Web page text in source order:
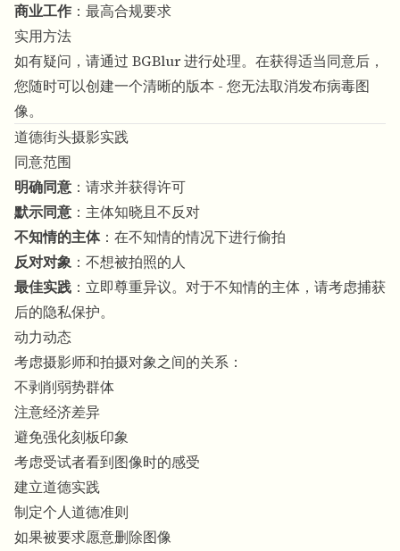
商业工作 ：最高合规要求
实用方法
如有疑问，请通过 BGBlur 进行处理。在获得适当同意后，
您随时可以创建一个清晰的版本 - 您无法取消发布病毒图
像。
道德街头摄影实践
同意范围
明确同意 ：请求并获得许可
默示同意 ：主体知晓且不反对
不知情的主体：在不知情的情况下进行偷拍
反对对象 ：不想被拍照的人
最佳实践 ：立即尊重异议。对于不知情的主体，请考虑捕获
后的隐私保护。
动力动态
考虑摄影师和拍摄对象之间的关系：
不剥削弱势群体
注意经济差异
避免强化刻板印象
考虑受试者看到图像时的感受
建立道德实践
制定个人道德准则
如果被要求愿意删除图像